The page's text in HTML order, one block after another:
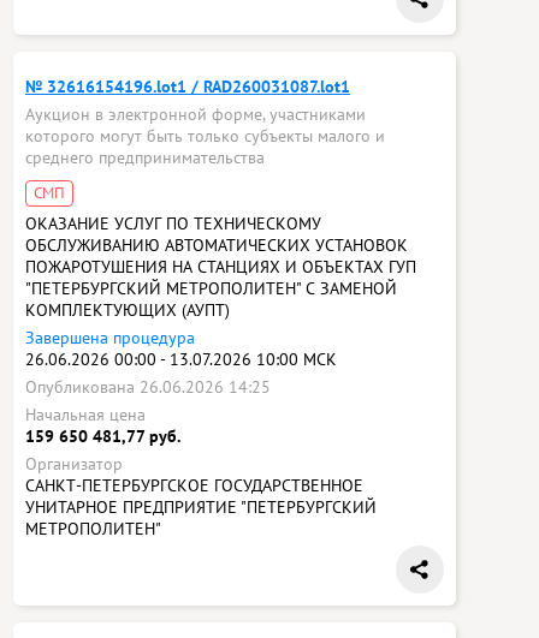
№ 32616154196.lot1 / RAD260031087.lot1
Аукцион в электронной форме, участниками
которого могут быть только субъекты малого и
среднего предпринимательства
СМП
ОКАЗАНИЕ УСЛУГ ПО ТЕХНИЧЕСКОМУ
ОБСЛУЖИВАНИЮ АВТОМАТИЧЕСКИХ УСТАНОВОК
ПОЖАРОТУШЕНИЯ НА СТАНЦИЯХ И ОБЪЕКТАХ ГУП
"ПЕТЕРБУРГСКИЙ МЕТРОПОЛИТЕН" С ЗАМЕНОЙ
КОМПЛЕКТУЮЩИХ (АУПТ)
Завершена процедура
26.06.2026 00:00 - 13.07.2026 10:00 МСК
Опубликована 26.06.2026 14:25
Начальная цена
159 650 481,77 руб.
Организатор
САНКТ-ПЕТЕРБУРГСКОЕ ГОСУДАРСТВЕННОЕ
УНИТАРНОЕ ПРЕДПРИЯТИЕ "ПЕТЕРБУРГСКИЙ
МЕТРОПОЛИТЕН"